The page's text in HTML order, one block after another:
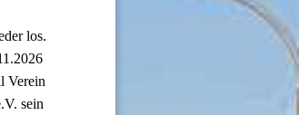
los.
Verein
sein